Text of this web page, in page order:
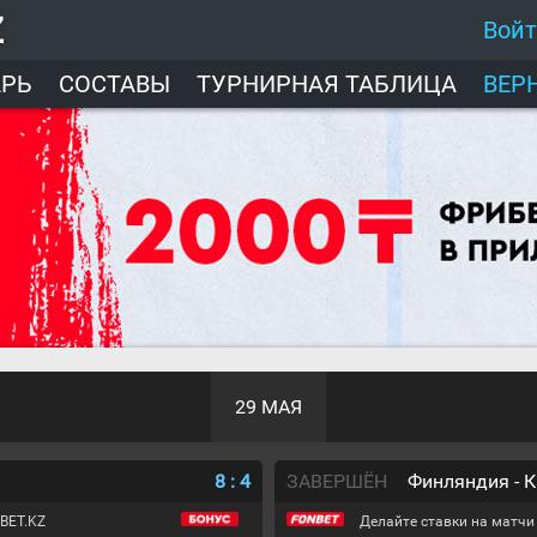
СОСТАВЫ ТУРНИРНАЯ ТАБЛИЦА
29 МАЯ
8 : 4 ЗАВЕРШЁН Финляндия -
Делайте ставки на матчи